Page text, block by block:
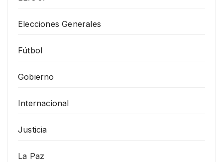
Elecciones Generales
Fútbol
Gobierno
Internacional
Justicia
La Paz